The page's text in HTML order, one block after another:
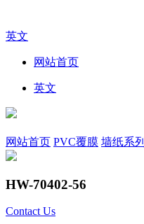
英文
网站首页
英文
网站首页 PVC覆膜 墙纸系列
HW-70402-56
Contact Us